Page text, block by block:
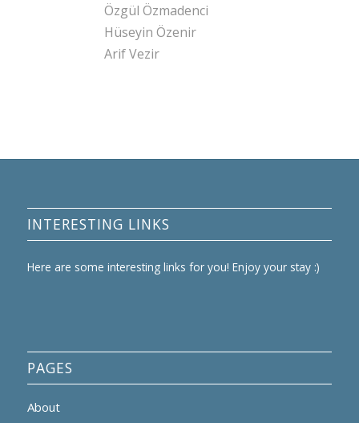
Özgül Özmadenci
Hüseyin Özenir
Arif Vezir
INTERESTING LINKS
Here are some interesting links for you! Enjoy your stay :)
PAGES
About